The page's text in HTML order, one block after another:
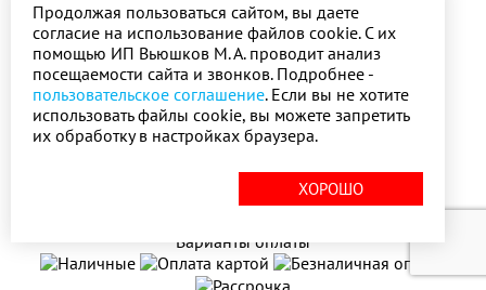
Карта сайта
(с) 2006-2026 Изготовление и монтаж оконных
конструкций под ключ в Самаре
Варианты оплаты
Продолжая пользоваться сайтом, вы даете
согласие на использование файлов cookie. С их
помощью ИП Вьюшков М. А. проводит анализ
посещаемости сайта и звонков. Подробнее -
пользовательское соглашение. Если вы не хотите
использовать файлы cookie, вы можете запретить
их обработку в настройках браузера.
ХОРОШО